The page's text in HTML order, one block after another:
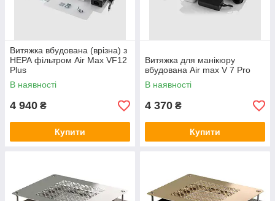
Витяжка вбудована (врізна) з
НЕРА фільтром Air Max VF12
Plus
В наявності
4 940 ₴
Купити
Витяжка для манікюру
вбудована Air max V 7 Pro
В наявності
4 370 ₴
Купити